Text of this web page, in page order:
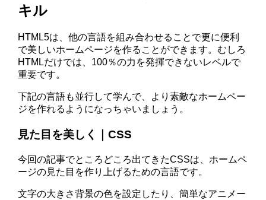
キル
HTML5は、他の言語を組み合わせることで更に便利
で美しいホームページを作ることができます。むしろ
HTMLだけでは、100％の力を発揮できないレベルで
重要です。
下記の言語も並行して学んで、より素敵なホームペー
ジを作れるようになっちゃいましょう。
見た目を美しく｜CSS
今回の記事でところどころ出てきたCSSは、ホームペ
ージの見た目を作り上げるための言語です。
文字の大きさ背景の色を設定したり、簡単なアニメー